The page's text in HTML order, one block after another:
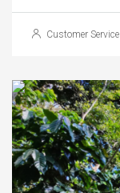
Customer Service